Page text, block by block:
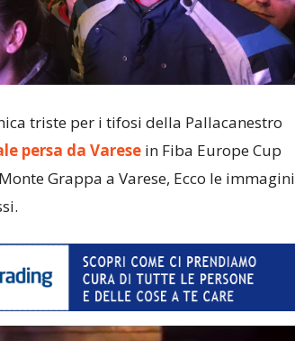
triste per i tifosi della Pallacanestro
persa da Varesein Fiba Europe Cup
Grappa a Varese, Ecco le immagini